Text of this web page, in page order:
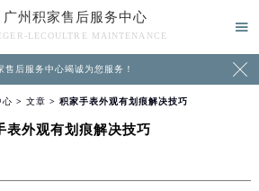
广州积家售后服务中心
LECOULTRE MAINTENANCE

售后服务中心竭诚为您服务！ 
心 > 文章 > 积家手表外观有划痕解决技巧
表外观有划痕解决技巧